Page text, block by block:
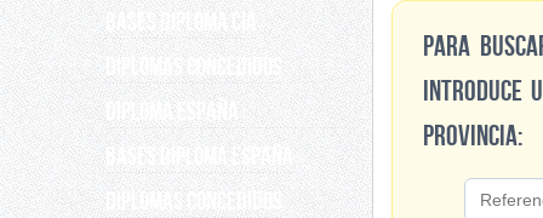
BASES DIPLOMA CIA
DIPLOMAS CONCEDIDOS
DIPLOMA ESPAÑA
BASES DIPLOMA ESPAÑA
Diplomas concedidos
Para
introduce
provincia: